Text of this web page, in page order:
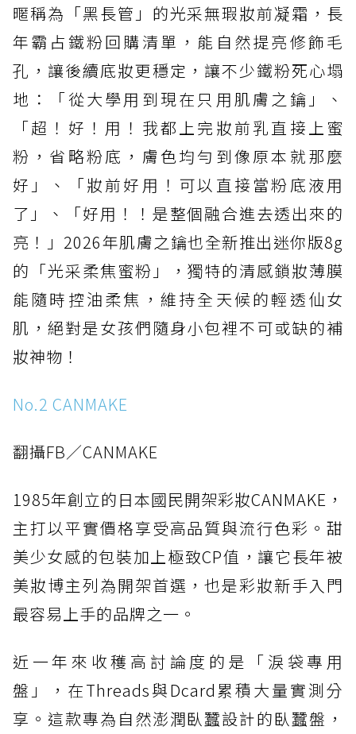
暱稱為「黑長管」的光采無瑕妝前凝霜，長
年霸占鐵粉回購清單，能自然提亮修飾毛
孔，讓後續底妝更穩定，讓不少鐵粉死心塌
地：「從大學用到現在只用肌膚之鑰」、
「超！好！用！我都上完妝前乳直接上蜜
粉，省略粉底，膚色均勻到像原本就那麼
好」、「妝前好用！可以直接當粉底液用
了」、「好用！！是整個融合進去透出來的
亮！」2026年肌膚之鑰也全新推出迷你版8g
的「光采柔焦蜜粉」，獨特的清感鎖妝薄膜
能隨時控油柔焦，維持全天候的輕透仙女
肌，絕對是女孩們隨身小包裡不可或缺的補
妝神物！
No.2 CANMAKE
翻攝FB／CANMAKE
1985年創立的日本國民開架彩妝CANMAKE，
主打以平實價格享受高品質與流行色彩。甜
美少女感的包裝加上極致CP值，讓它長年被
美妝博主列為開架首選，也是彩妝新手入門
最容易上手的品牌之一。
近一年來收穫高討論度的是「淚袋專用
盤」，在Threads與Dcard累積大量實測分
享。這款專為自然澎潤臥蠶設計的臥蠶盤，